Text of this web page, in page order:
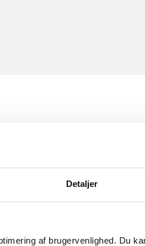
Detaljer
af brugervenlighed. Du